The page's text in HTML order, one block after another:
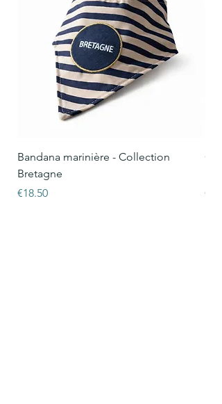
Bandana marinière - Collection
Bretagne
Price
€18.50
Price